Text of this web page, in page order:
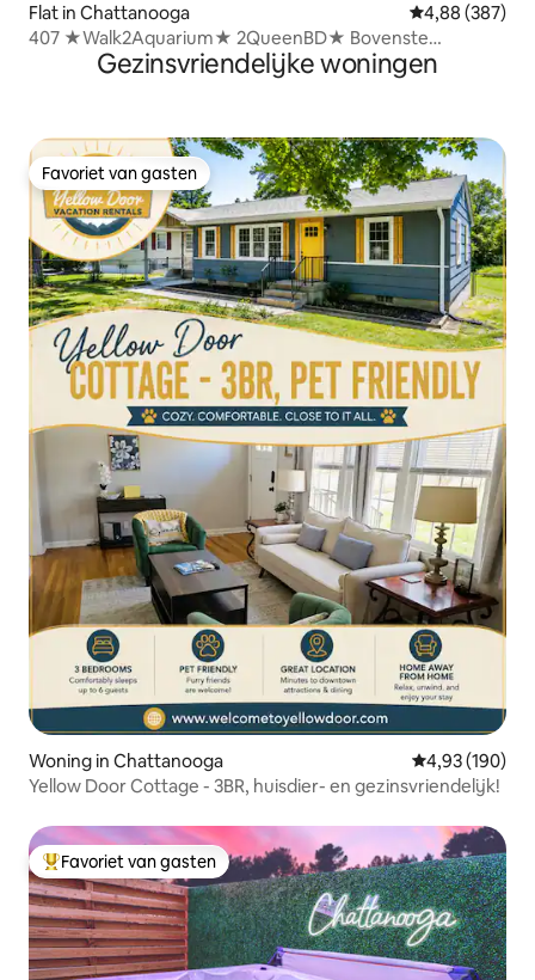
Flat in Chattanooga Gemiddelde
4,88 (387)
407 ★Walk2Aquarium★ 2QueenBD★ Bovenste
verdiepingGezinsvriendelijke woningen
Favoriet van gasten
Favoriet van gasten
Woning in Chattanooga Gemiddelde
4,93 (190)
Yellow Door Cottage - 3BR, huisdier- en gezinsvriendelijk!
Topfavoriet van gasten
Favoriet van gasten